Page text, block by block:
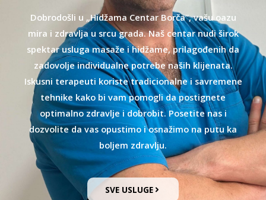
Dobrodošli u „Hidžama Centar Borča“, vašu oazu
mira i zdravlja u srcu grada. Naš centar nudi širok
spektar usluga masaže i hidžame, prilagođenih da
zadovolje individualne potrebe naših klijenata.
Iskusni terapeuti koriste tradicionalne i savremene
tehnike kako bi vam pomogli da postignete
optimalno zdravlje i dobrobit. Posetite nas i
dozvolite da vas opustimo i osnažimo na putu ka
boljem zdravlju.
SVE USLUGE